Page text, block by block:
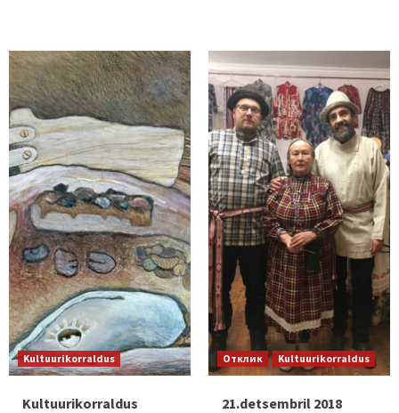
Kultuurikorraldus
Kultuurikorraldus
Отклик Kultuurikorraldus
21.detsembril 2018